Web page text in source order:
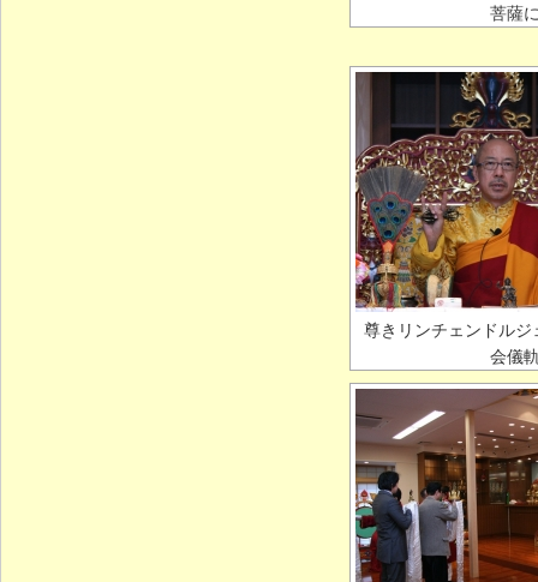
菩薩
尊きリンチェンドル
会儀